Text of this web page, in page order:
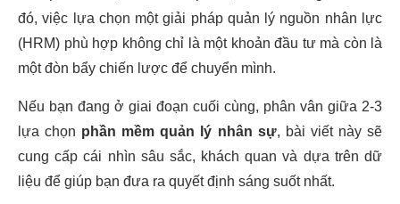
đó, việc lựa chọn một giải pháp quản lý nguồn nhân lực
(HRM) phù hợp không chỉ là một khoản đầu tư mà còn là
một đòn bẩy chiến lược để chuyển mình.
Nếu bạn đang ở giai đoạn cuối cùng, phân vân giữa 2-3
lựa chọn phần mềm quản lý nhân sự, bài viết này sẽ
cung cấp cái nhìn sâu sắc, khách quan và dựa trên dữ
liệu để giúp bạn đưa ra quyết định sáng suốt nhất.